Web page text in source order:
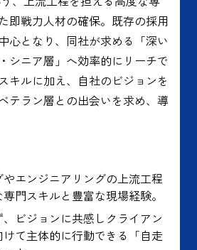
即戦力人材の確保。既存の採用
心となり、同社が求める「深い
シニア層」へ効率的にリーチで
キルに加え、自社のビジョンを
テラン層との出会いを求め、導
エンジニアリングの上流工程
門スキルと豊富な現場経験。
ビジョンに共感しクライアン
けて主体的に行動できる「自走